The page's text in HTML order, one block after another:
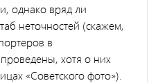
однако вряд ли
неточностей (скажем,
в
хотя о них
«Советского фото»).